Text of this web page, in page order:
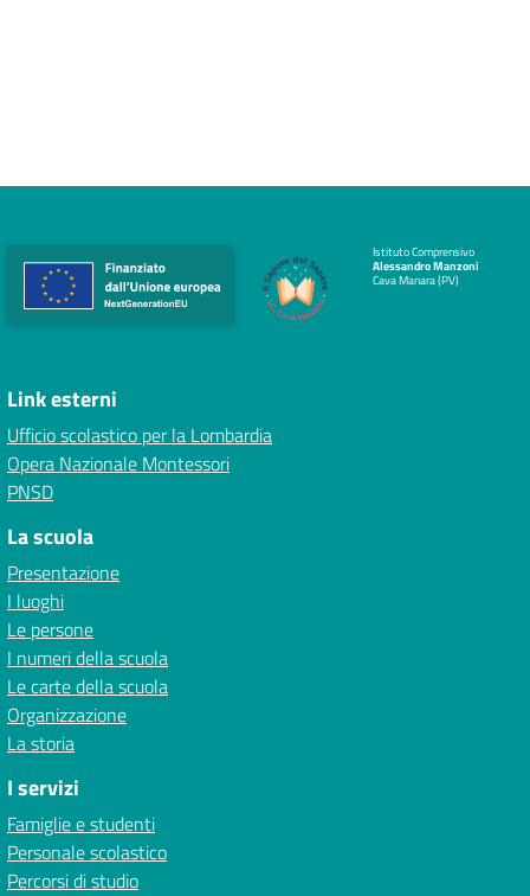
Istituto Comprensivo
Alessandro Manzoni
Cava Manara (PV)
Link esterni
Ufficio scolastico per la Lombardia
Opera Nazionale Montessori
PNSD
La scuola
Presentazione
I luoghi
Le persone
I numeri della scuola
Le carte della scuola
Organizzazione
La storia
I servizi
Famiglie e studenti
Personale scolastico
Percorsi di studio